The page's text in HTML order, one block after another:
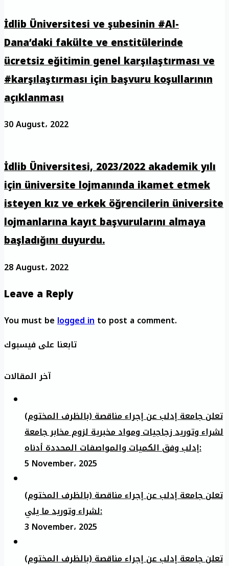
İdlib Üniversitesi ve şubesinin #Al-
Dana’daki fakülte ve enstitülerinde
ücretsiz eğitimin genel karşılaştırması ve
#karşılaştırması için başvuru koşullarının
açıklanması
30 August، 2022
İdlib Üniversitesi, 2023/2022 akademik yılı
için üniversite lojmanında ikamet etmek
isteyen kız ve erkek öğrencilerin üniversite
lojmanlarına kayıt başvurularını almaya
başladığını duyurdu.
28 August، 2022
Leave a Reply
You must belogged into post a comment.
تابعنا على فيسبوك
آخر المقالات
تعلن جامعة إدلب عن إجراء مناقصة (بالظرف المختوم)
لشراء وتوريد زجاجيات ومواد مخبرية لزوم مخابر جامعة
إدلب وفق الكميات والمواصفات المحددة أدناه:
5 November، 2025
تعلن جامعة إدلب عن إجراء مناقصة (بالظرف المختوم)
لشراء وتوريد ما يلي:
3 November، 2025
تعلن جامعة إدلب عن إجراء مناقصة (بالظرف المختوم)